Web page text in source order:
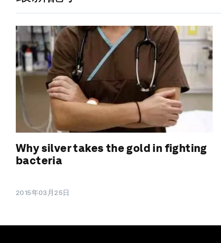
Why silver takes the gold in fighting
bacteria
2015年03月25日